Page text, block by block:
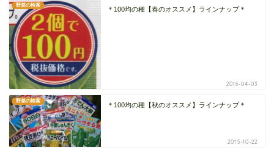
野菜の検索
＊100均の種【春のオススメ】ラインナップ＊
2016-04-03
野菜の検索
＊100均の種【秋のオススメ】ラインナップ＊
2015-10-22